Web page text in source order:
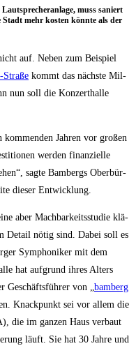
muss saniert
mehr kos­ten könn­te als der
auf. Neben zum Bei­spiel
Stra­ße kommt das nächs­te Mil­
nun soll die Kon­zert­hal­le
Jah­ren vor gro­ßen
wer­den finan­zi­el­le
sag­te Bam­bergs Ober­bür­
die­ser Entwicklung.
aber Mach­bar­keits­stu­die klä­
Detail nötig sind. Dabei soll es
Sym­pho­ni­ker mit dem
hat auf­grund ihres Alters
Geschäfts­füh­rer von „bam­berg
Knack­punkt sei vor allem die
die im gan­zen Haus ver­baut
läuft. Sie hat 30 Jah­re und